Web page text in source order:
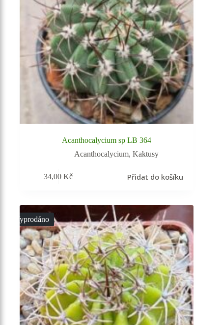
Acanthocalycium sp LB 364
Acanthocalycium,Kaktusy
34,00Kč Přidat do košíku
Vyprodáno